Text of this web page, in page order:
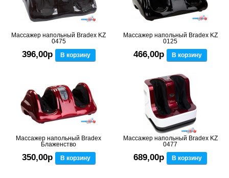
Массажер напольный Bradex KZ
0475
396,00р В корзину
Массажер напольный Bradex KZ
0125
466,00р В корзину
Массажер напольный Bradex
Блаженство
350,00р В корзину
Массажер напольный Bradex KZ
0477
689,00р В корзину